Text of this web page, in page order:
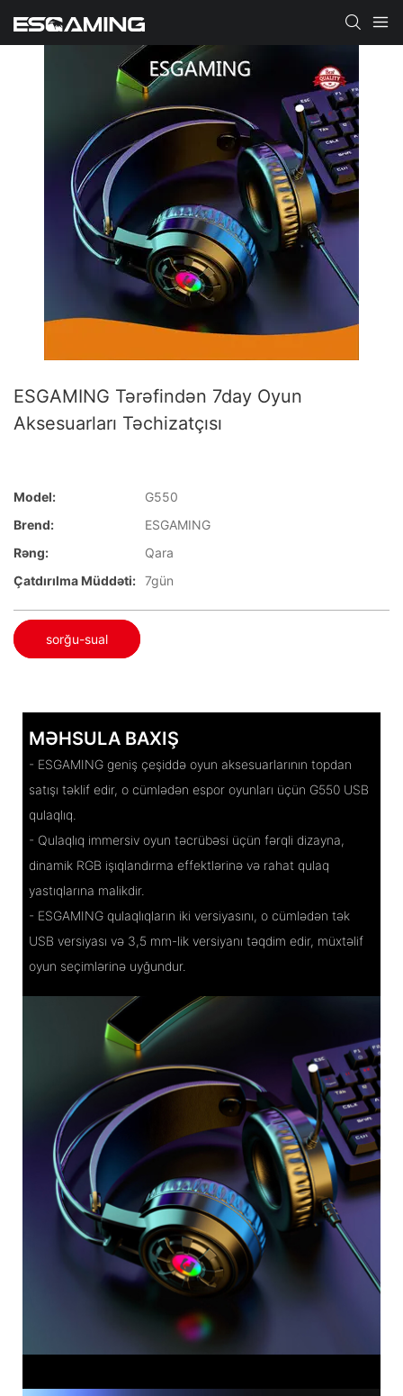
ESGAMING Tərəfindən 7day Oyun
Aksesuarları Təchizatçısı
Model:
G550
Brend:
ESGAMING
Rəng:
Qara
Çatdırılma Müddəti: 7gün
sorğu-sual
MƏHSULA BAXIŞ
- ESGAMING geniş çeşiddə oyun aksesuarlarının topdan
satışı təklif edir, o cümlədən espor oyunları üçün G550 USB
qulaqlıq.
- Qulaqlıq immersiv oyun təcrübəsi üçün fərqli dizayna,
dinamik RGB işıqlandırma effektlərinə və rahat qulaq
yastıqlarına malikdir.
- ESGAMING qulaqlıqların iki versiyasını, o cümlədən tək
USB versiyası və 3,5 mm-lik versiyanı təqdim edir, müxtəlif
oyun seçimlərinə uyğundur.